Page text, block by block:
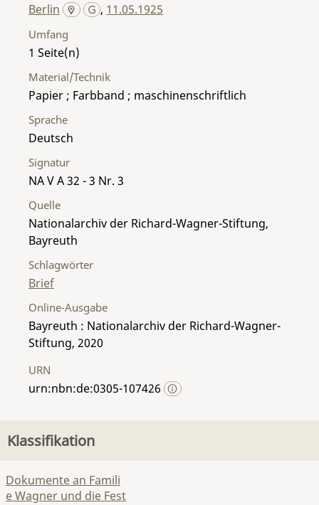
Berlin , 11.05.1925
Umfang
1
Material/Technik
Papier ; Farbband ; maschinenschriftlich
Sprache
Deutsch
Signatur
NA V A 32 - 3 Nr. 3
Quelle
Nationalarchiv der Richard-Wagner-Stiftung,
Bayreuth
Schlagwörter
Brief
Online-Ausgabe
Bayreuth : Nationalarchiv der Richard-Wagner-
Stiftung, 2020
URN
urn:nbn:de:0305-107426
Klassifikation
Dokumente an Famili
e Wagner und die Fest